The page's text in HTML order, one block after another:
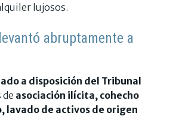
lujosos.
abruptamente a
a disposición del Tribunal
asociación ilícita, cohecho
de activos de origen